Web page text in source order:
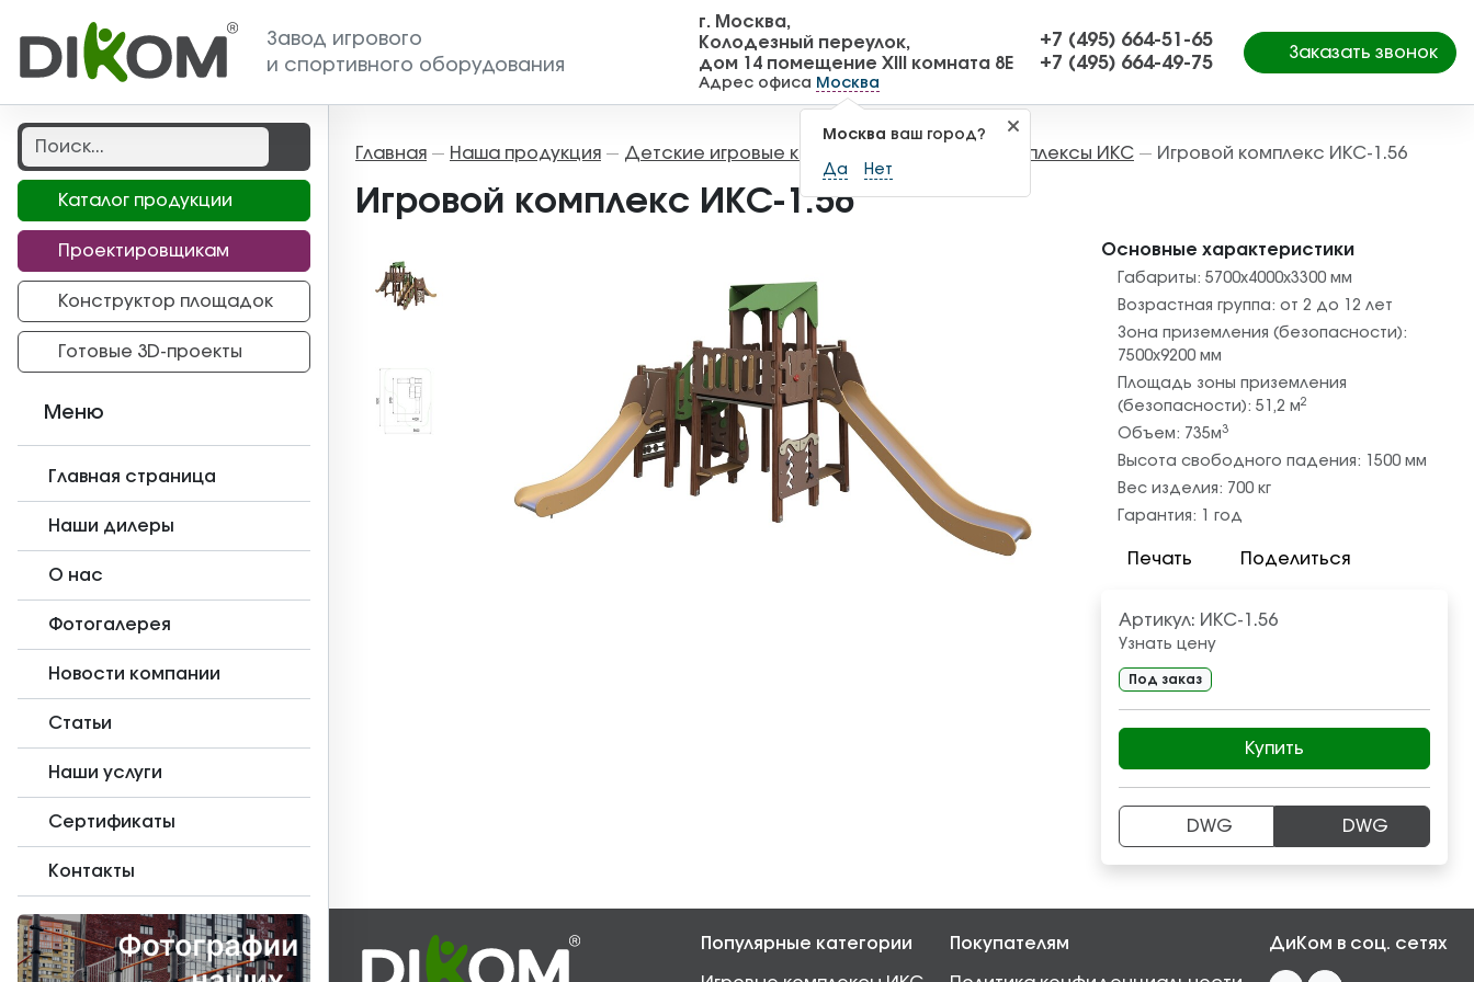
Завод игрового
и спортивного оборудования
г. Москва,
Колодезный переулок,
дом 14 помещение XIII комната 8Е
Адрес офиса Москва
Москва ваш город?
Да Нет
+7 (495) 664-51-65
+7 (495) 664-49-75
Заказать звонок
Каталог продукции
Проектировщикам
Конструктор площадок
Готовые 3D-проекты
Меню
Главная страница
Наши дилеры
О нас
Фотогалерея
Новости компании
Статьи
Наши услуги
Сертификаты
Контакты
Главная — Наша продукция — Детские игровые комплексы Игровые комплексы ИКС — Игровой комплекс ИКС-1.56
Игровой комплекс ИКС-1.56
Основные характеристики
Габариты: 5700х4000х3300 мм
Возрастная группа: от 2 до 12 лет
Зона приземления (безопасности):
7500х9200 мм
Площадь зоны приземления
(безопасности): 51,2 м2
Объем: 735м3
Высота свободного падения: 1500мм
Вес изделия: 700 кг
Гарантия:
1 год
Печать Поделиться
Артикул: ИКС-1.56
Узнать цену
Под заказ
Купить
DWG DWG
Популярные категории Покупателям ДиКом в соц. сетях